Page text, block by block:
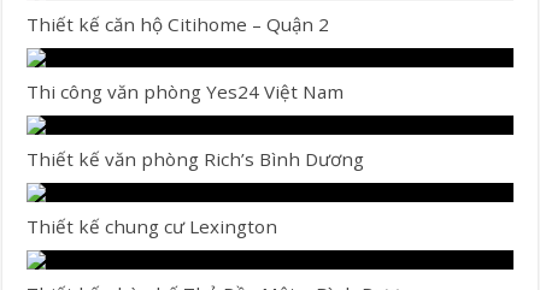
Thiết kế căn hộ Citihome – Quận 2
Thi công văn phòng Yes24 Việt Nam
Thiết kế văn phòng Rich’s Bình Dương
Thiết kế chung cư Lexington